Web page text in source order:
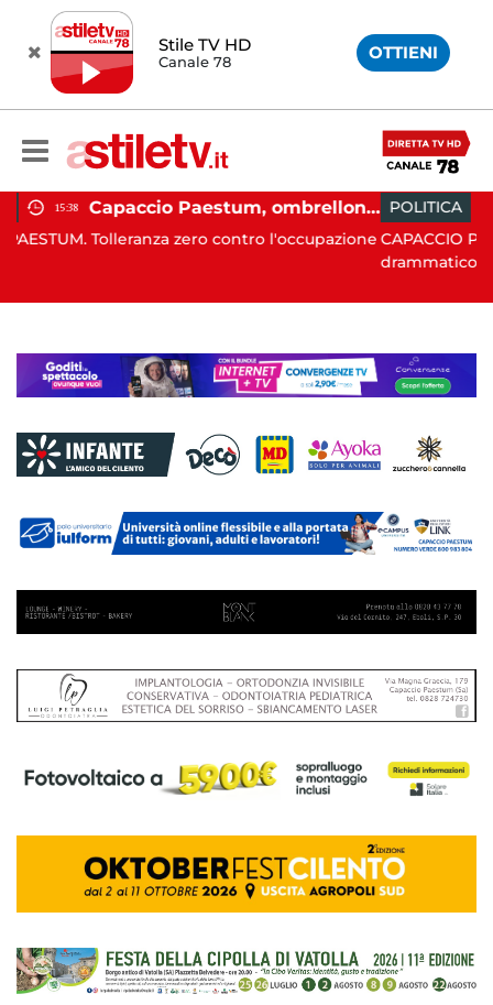
Stile TV HD
Canale 78 OTTIENI
Capaccio Paestum, ombrellone selvaggio: blitz della Municipale, sgomberate tutte le spiagge libere
contro l'occupazione
POLITICA 19:43
CAPACCIO PAESTUM. È stato un